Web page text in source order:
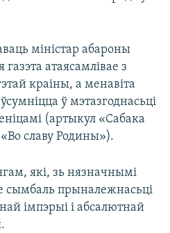
міністар абароны
атаясамлівае з
краіны, а менавіта
ў мэтазгоднасьці
(артыкул «Сабака
славу Родины»).
які, зь нязначнымі
сымбаль прыналежнасьці
імпэрыі і абсалютнай